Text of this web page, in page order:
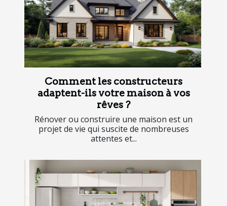
Comment les constructeurs
adaptent-ils votre maison à vos
rêves ?
Rénover ou construire une maison est un
projet de vie qui suscite de nombreuses
attentes et...